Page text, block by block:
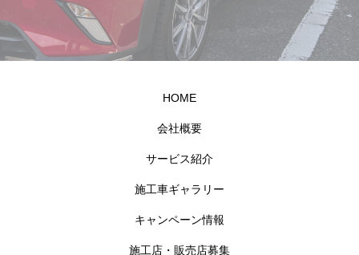
HOME
会社概要
サービス紹介
施工車ギャラリー
キャンペーン情報
施工店・販売店募集